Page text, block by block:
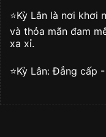
⭐️Kỳ Lân là nơi khơi
và thỏa mãn đam
xa xỉ.
⭐️Kỳ Lân: Đẳng cấp